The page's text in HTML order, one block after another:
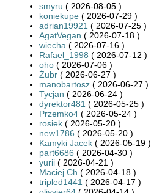
smyru ( 2026-08-05 )
koniekupe ( 2026-07-29 )
adrian19921 ( 2026-07-25 )
AgatVegan ( 2026-07-18 )
wiecha ( 2026-07-16 )
Rafael_1998 ( 2026-07-12 )
oho ( 2026-07-06 )
Żubr ( 2026-06-27 )
manobartosz ( 2026-06-27 )
Tycjan ( 2026-06-24 )
dyrektor481 ( 2026-05-25 )
Przemko4 ( 2026-05-24 )
rosiek ( 2026-05-20 )
new1786 ( 2026-05-20 )
Kamyki Jacek ( 2026-05-19 )
part6686 ( 2026-04-30 )
yurii ( 2026-04-21 )
Maciej Ch ( 2026-04-18 )
tripled1441 ( 2026-04-17 )